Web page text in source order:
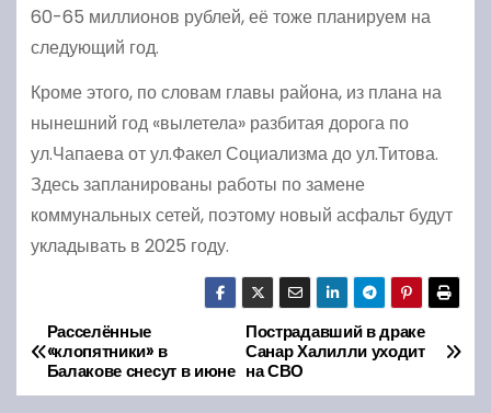
60-65 миллионов рублей, её тоже планируем на
следующий год.
Кроме этого, по словам главы района, из плана на
нынешний год «вылетела» разбитая дорога по
ул.Чапаева от ул.Факел Социализма до ул.Титова.
Здесь запланированы работы по замене
коммунальных сетей, поэтому новый асфальт будут
укладывать в 2025 году.
Н
а
Пострадавший в драке
Санар Халилли уходит
на СВО
Расселённые
«клопятники» в
Балакове снесут в июне